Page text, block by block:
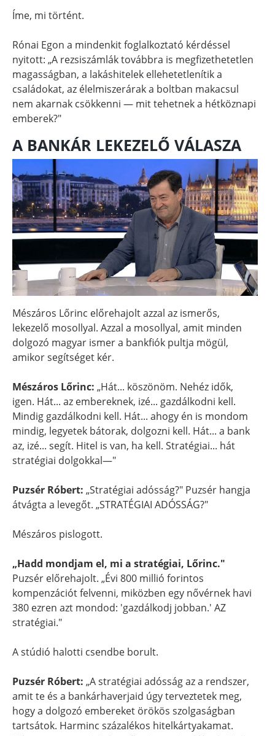
Íme, mi történt.
Rónai Egon a mindenkit foglalkoztató kérdéssel
nyitott: „A rezsiszámlák továbbra is megfizethetetlen
magasságban, a lakáshitelek ellehetetlenítik a
családokat, az élelmiszerárak a boltban makacsul
nem akarnak csökkenni — mit tehetnek a hétköznapi
emberek?"
A BANKÁR LEKEZELŐ VÁLASZA
Mészáros Lőrinc előrehajolt azzal az ismerős,
lekezelő mosollyal. Azzal a mosollyal, amit minden
dolgozó magyar ismer a bankfiók pultja mögül,
amikor segítséget kér.
Mészáros Lőrinc: „Hát... köszönöm. Nehéz idők,
igen. Hát... az embereknek, izé... gazdálkodni kell.
Mindig gazdálkodni kell. Hát... ahogy én is mondom
mindig, legyetek bátorak, dolgozni kell. Hát... a bank
az, izé... segít. Hitel is van, ha kell. Stratégiai... hát
stratégiai dolgokkal—"
Puzsér Róbert: „Stratégiai adósság?" Puzsér hangja
átvágta a levegőt. „STRATÉGIAI ADÓSSÁG?"
Mészáros pislogott.
„Hadd mondjam el, mi a stratégiai, Lőrinc."
Puzsér előrehajolt. „Évi 800 millió forintos
kompenzációt felvenni, miközben egy nővérnek havi
380 ezren azt mondod: 'gazdálkodj jobban.' AZ
stratégiai."
A stúdió halotti csendbe borult.
Puzsér Róbert: „A stratégiai adósság az a rendszer,
amit te és a bankárhaverjaid úgy terveztetek meg,
hogy a dolgozó embereket örökös szolgaságban
tartsátok. Harminc százalékos hitelkártyakamat.